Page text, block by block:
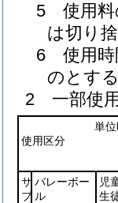
5 使用料
は切り
6 使用時
のとす
2 一部使
単
使用区分
サ
ブ
バレーボー
ル
児
生